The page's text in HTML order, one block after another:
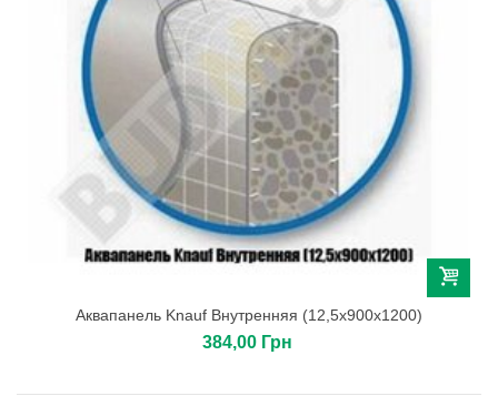
Аквапанель Knauf Внутренняя (12,5х900х1200)
384,00 Грн